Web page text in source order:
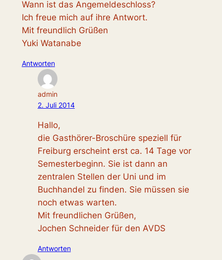
Wann ist das Angemeldeschloss?
Ich freue mich auf ihre Antwort.
Mit freundlich Grüßen
Yuki Watanabe
Antworten
admin
2. Juli 2014
Hallo,
die Gasthörer-Broschüre speziell für
Freiburg erscheint erst ca. 14 Tage vor
Semesterbeginn. Sie ist dann an
zentralen Stellen der Uni und im
Buchhandel zu finden. Sie müssen sie
noch etwas warten.
Mit freundlichen Grüßen,
Jochen Schneider für den AVDS
Antworten